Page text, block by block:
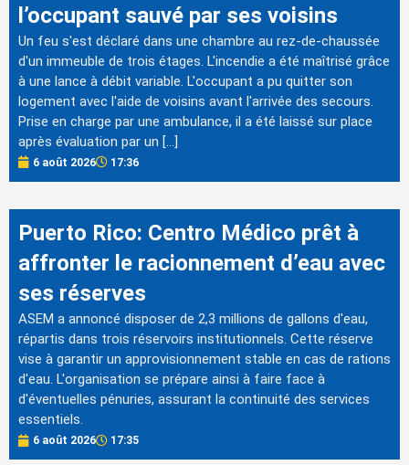
l’occupant sauvé par ses voisins
Un feu s'est déclaré dans une chambre au rez-de-chaussée
d'un immeuble de trois étages. L'incendie a été maîtrisé grâce
à une lance à débit variable. L'occupant a pu quitter son
logement avec l'aide de voisins avant l'arrivée des secours.
Prise en charge par une ambulance, il a été laissé sur place
après évaluation par un […]
6 août 2026 17:36
Puerto Rico: Centro Médico prêt à
affronter le racionnement d’eau avec
ses réserves
ASEM a annoncé disposer de 2,3 millions de gallons d'eau,
répartis dans trois réservoirs institutionnels. Cette réserve
vise à garantir un approvisionnement stable en cas de rations
d'eau. L'organisation se prépare ainsi à faire face à
d'éventuelles pénuries, assurant la continuité des services
essentiels.
6 août 2026 17:35